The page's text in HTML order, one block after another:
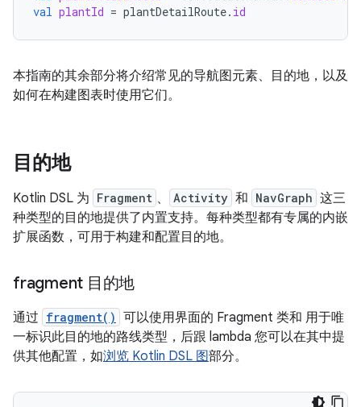
val plantId = plantDetailRoute. id
本指南的其余部分将介绍常见的导航图元素、目的地，以及
如何在构建图表时使用它们。
目的地
Kotlin DSL 为 Fragment 、 Activity 和 NavGraph 这三
种类型的目的地提供了内置支持。每种类型都有专属的内嵌
扩展函数，可用于构建和配置目的地。
fragment 目的地
通过 fragment() 可以使用界面的 Fragment 类和 用于唯
一标识此目的地的路线类型，后跟 lambda 您可以在其中提
供其他配置，如浏览 Kotlin DSL 图部分。